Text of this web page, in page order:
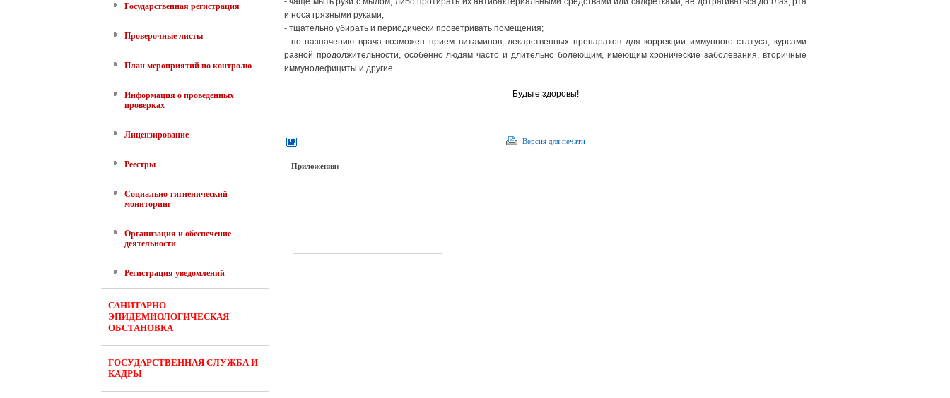
Государственная регистрация
Проверочные листы
План мероприятий по контролю
Информация о проведенных
проверках
Лицензирование
Реестры
Социально-гигиенический
мониторинг
Организация и обеспечение
деятельности
Регистрация уведомлений
САНИТАРНО-
ЭПИДЕМИОЛОГИЧЕСКАЯ
ОБСТАНОВКА
ГОСУДАРСТВЕННАЯ СЛУЖБА И
КАДРЫ
и носа грязными руками;
- тщательно убирать и периодически проветривать помещения;
- по назначению врача возможен прием витаминов, лекарственных препаратов для коррекции иммунного статуса, курсами
разной продолжительности, особенно людям часто и длительно болеющим, имеющим хронические заболевания, вторичные
иммунодефициты и другие.
Будьте здоровы!
Версия для печати
Приложения: